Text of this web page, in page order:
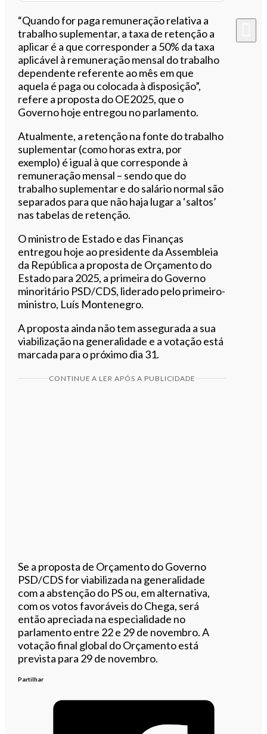
“Quando for paga remuneração relativa a
trabalho suplementar, a taxa de retenção a
aplicar é a que corresponder a 50% da taxa
aplicável à remuneração mensal do trabalho
dependente referente ao mês em que
aquela é paga ou colocada à disposição”,
refere a proposta do OE2025, que o
Governo hoje entregou no parlamento.
Atualmente, a retenção na fonte do trabalho
suplementar (como horas extra, por
exemplo) é igual à que corresponde à
remuneração mensal – sendo que do
trabalho suplementar e do salário normal são
separados para que não haja lugar a ‘saltos’
nas tabelas de retenção.
O ministro de Estado e das Finanças
entregou hoje ao presidente da Assembleia
da República a proposta de Orçamento do
Estado para 2025, a primeira do Governo
minoritário PSD/CDS, liderado pelo primeiro-
ministro, Luís Montenegro.
A proposta ainda não tem assegurada a sua
viabilização na generalidade e a votação está
marcada para o próximo dia 31.
CONTINUE A LER APÓS A PUBLICIDADE
Se a proposta de Orçamento do Governo
PSD/CDS for viabilizada na generalidade
com a abstenção do PS ou, em alternativa,
com os votos favoráveis do Chega, será
então apreciada na especialidade no
parlamento entre 22 e 29 de novembro. A
votação final global do Orçamento está
prevista para 29 de novembro.
Partilhar